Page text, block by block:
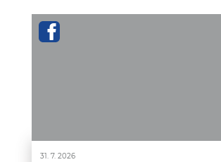
31. 7. 2026